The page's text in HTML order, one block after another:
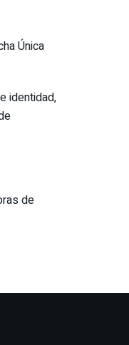
Única
identidad,
de